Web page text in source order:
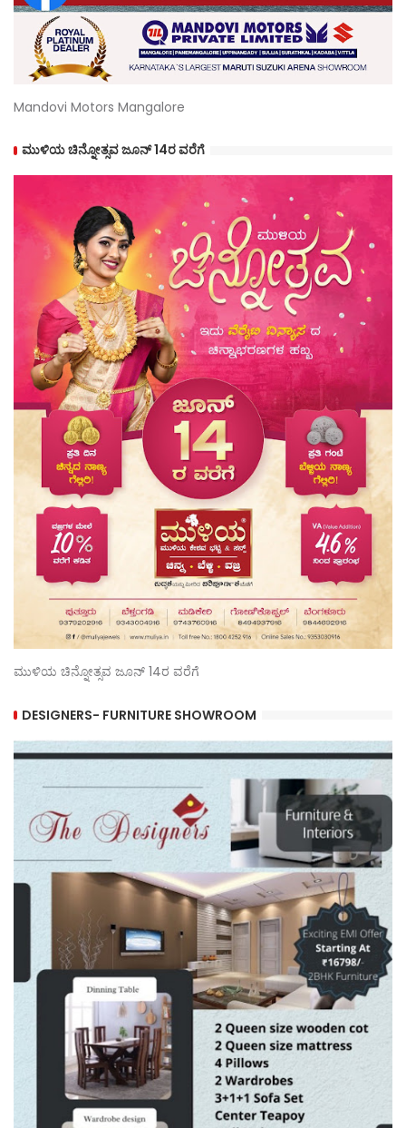
Mandovi Motors Mangalore
ಮುಳಿಯ ಚಿನ್ನೋತ್ಸವ ಜೂನ್ 14ರ ವರೆಗೆ
ಮುಳಿಯ ಚಿನ್ನೋತ್ಸವ ಜೂನ್ 14ರ ವರೆಗೆ
DESIGNERS- FURNITURE SHOWROOM